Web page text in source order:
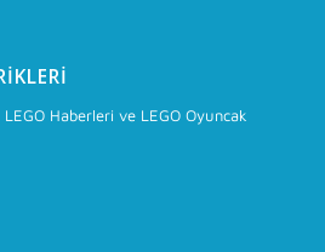
Haberleri ve LEGO Oyuncak